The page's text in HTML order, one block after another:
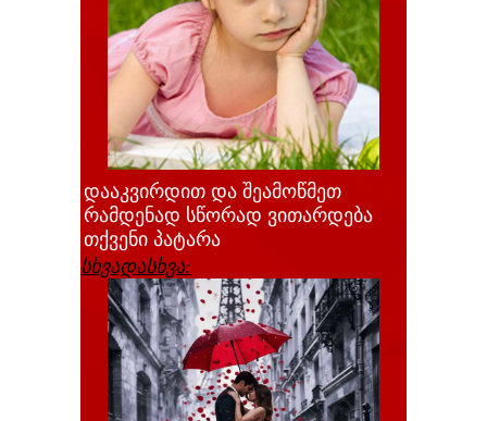
დააკვირდით და შეამოწმეთ
რამდენად სწორად ვითარდება
თქვენი პატარა
სხვადასხვა: